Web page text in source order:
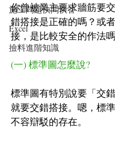
施工問題快問快答
Excel
撿料進階知識
你曾被業主要求牆筋要
錯搭接是正確的嗎？或
接，是比較安全的作法
(一) 標準圖怎麼說?
標準圖有特別說要「交
就要交錯搭接。嗯，標
不容辯駁的存在。